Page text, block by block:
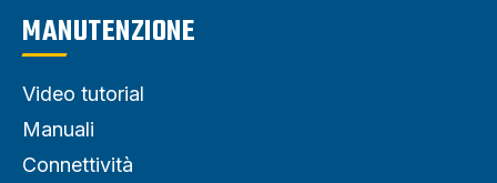
MANUTENZIONE
Video tutorial
Manuali
Connettività